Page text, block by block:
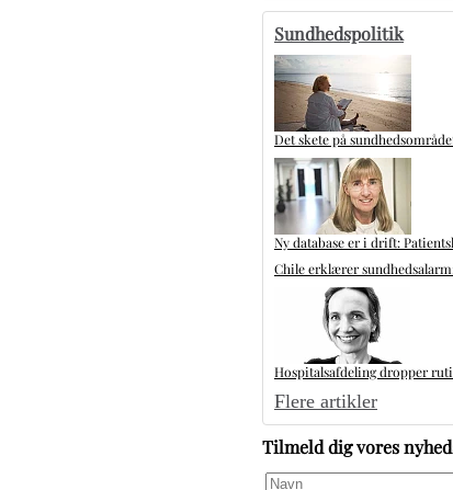
Sundhedspolitik
Det skete på
Ny database er i drift:
Chile erklærer
Hospitalsafdeling dropper
Flere artikler
Tilmeld dig vores